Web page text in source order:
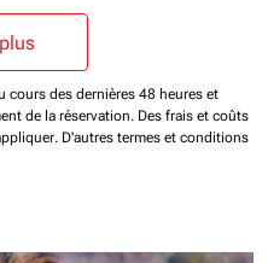
cours des dernières 48 heures et
de la réservation. Des frais et coûts
D'autres termes et conditions